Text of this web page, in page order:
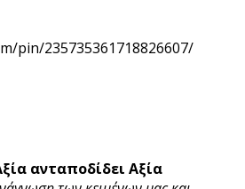
pin/235735361718826607/
ανταποδίδει Αξία